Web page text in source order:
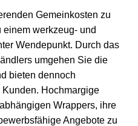
Gemeinkosten zu
werkzeug- und
Wendepunkt. Durch das
umgehen Sie die
bieten dennoch
Hochmargige
Wrappers, ihre
Angebote zu